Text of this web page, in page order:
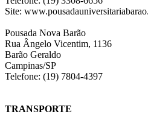
Site:
Pousada Nova Barão
Rua Ângelo Vicentim, 1136
Barão Geraldo
Campinas/SP
Telefone: (19) 7804-4397
TRANSPORTE